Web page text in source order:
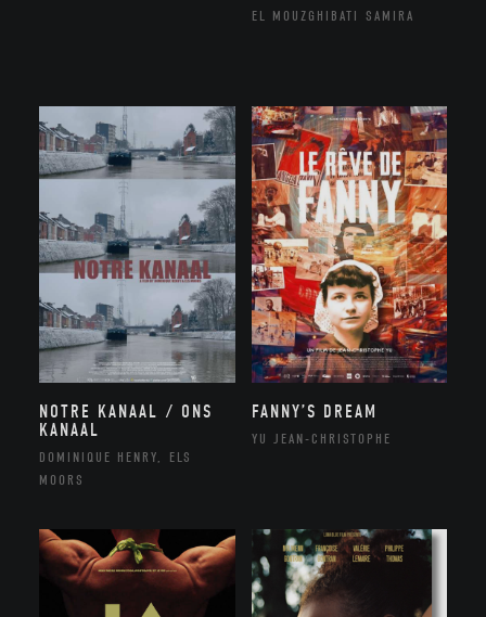
EL MOUZGHIBATI SAMIRA
NOTRE KANAAL / ONS
KANAAL
DOMINIQUE HENRY, ELS
MOORS
FANNY’S DREAM
YU JEAN-CHRISTOPHE